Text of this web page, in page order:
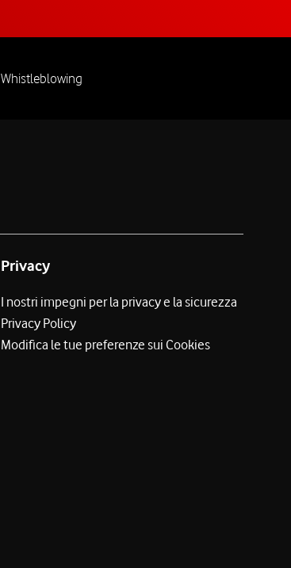
Whistleblowing
Privacy
I nostri impegni per la privacy e la sicurezza
Privacy Policy
Modifica le tue preferenze sui Cookies